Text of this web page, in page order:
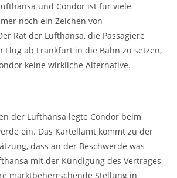
und Condor ist für viele
noch ein Zeichen von
Rat der Lufthansa, die Passagiere
ab Frankfurt in die Bahn zu setzen,
keine wirkliche Alternative.
der Lufthansa legte Condor beim
ein. Das Kartellamt kommt zu der
dass an der Beschwerde was
mit der Kündigung des Vertrages
marktbeherrschende Stellung in